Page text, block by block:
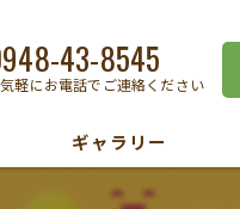
43-8545
軽にお電話でご連絡ください
ギャラリー